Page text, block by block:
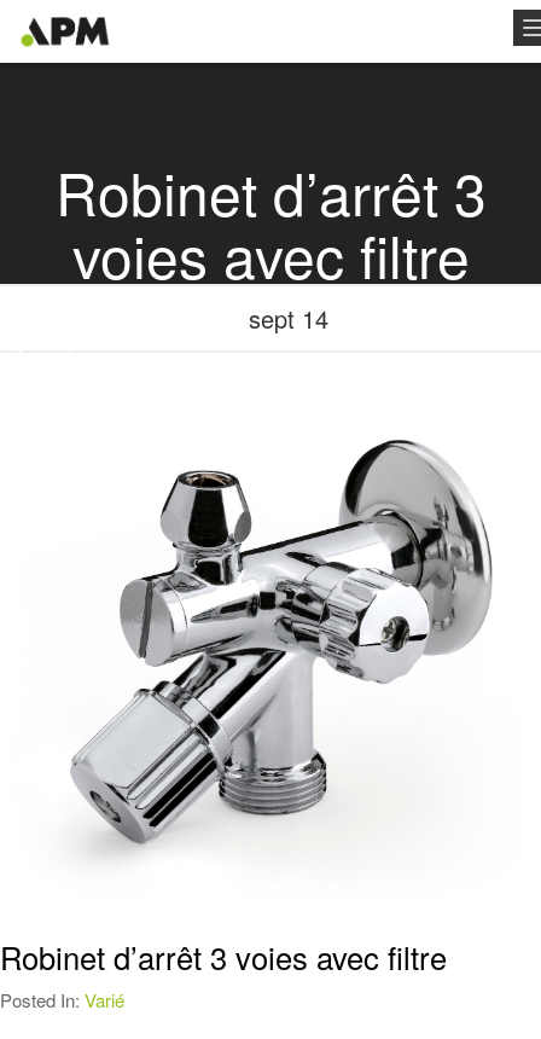
Robinet d’arrêt 3
voies avec filtre
sept 14
Robinet d’arrêt 3 voies avec filtre
Posted In: Varié